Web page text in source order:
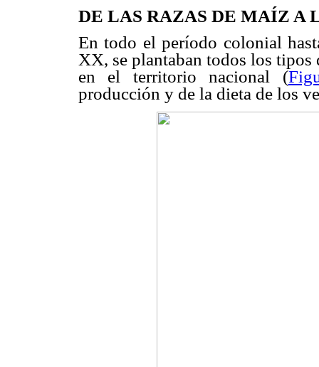
DE LAS RAZAS DE MAÍZ A
En todo el período colonial
XX, se plantaban todos los tipos
en el territorio nacional (
producción y de la dieta de los